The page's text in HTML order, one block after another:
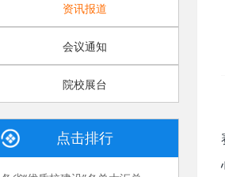
资讯报道
会议通知
院校展台
点击排行